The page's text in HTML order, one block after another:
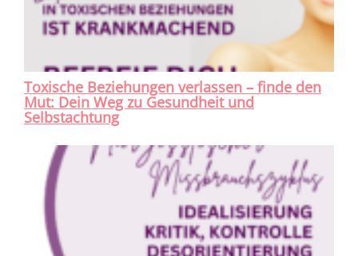
Toxische Beziehungen verlassen – finde den
Mut: Dein Weg zu Gesundheit und
Selbstachtung